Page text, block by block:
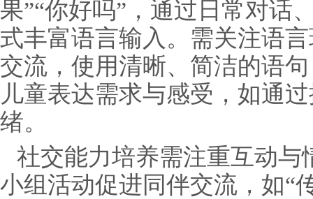
果”“你好吗”，通过日常对话
式丰富语言输入。需关注语
交流，使用清晰、简洁的语
儿童表达需求与感受，如通
绪。
社交能力培养需注重互动
小组活动促进同伴交流，如“